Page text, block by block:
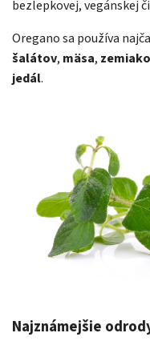
bezlepkovej, vegánskej
Oregano sa používa
šalátov, mäsa,
jedál.
Najznámejšie